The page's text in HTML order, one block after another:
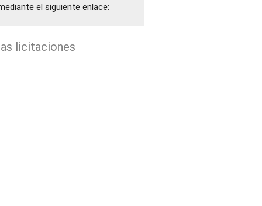
el siguiente enlace:
licitaciones